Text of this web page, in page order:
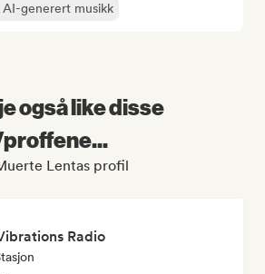
generert musikk
også like disse
Lentas profil
Radio